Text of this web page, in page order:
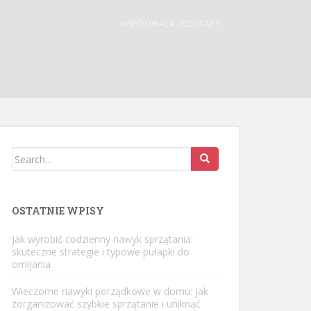
WSPÓŁPRACA I KONTAKT
Search
OSTATNIE WPISY
Jak wyrobić codzienny nawyk sprzątania:
skuteczne strategie i typowe pułapki do
omijania
Wieczorne nawyki porządkowe w domu: jak
zorganizować szybkie sprzątanie i uniknąć